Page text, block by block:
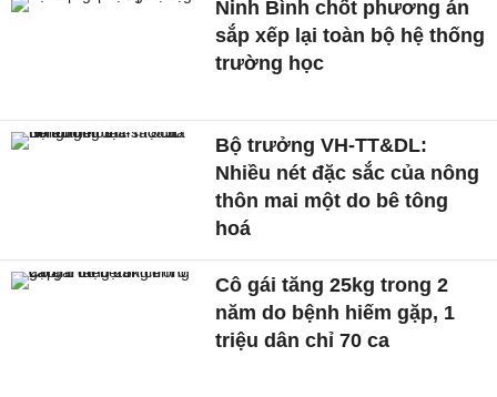
Ninh Bình chốt phương án
sắp xếp lại toàn bộ hệ thống
trường học
Bộ trưởng VH-TT&DL:
Nhiều nét đặc sắc của nông
thôn mai một do bê tông
hoá
Cô gái tăng 25kg trong 2
năm do bệnh hiếm gặp, 1
triệu dân chỉ 70 ca